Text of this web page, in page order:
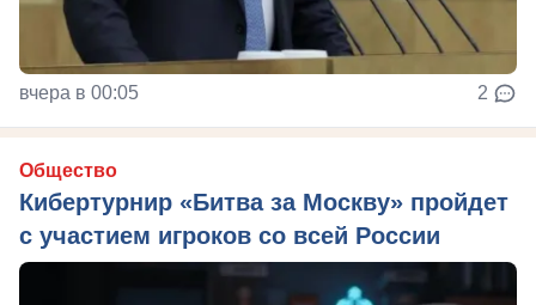
вчера в 00:05 2
Общество
Кибертурнир «Битва за Москву» пройдет
с участием игроков со всей России